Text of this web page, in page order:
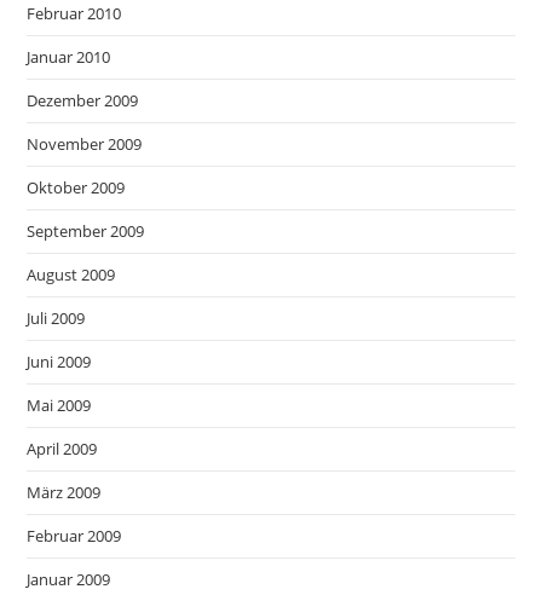
Februar 2010
Januar 2010
Dezember 2009
November 2009
Oktober 2009
September 2009
August 2009
Juli 2009
Juni 2009
Mai 2009
April 2009
März 2009
Februar 2009
Januar 2009